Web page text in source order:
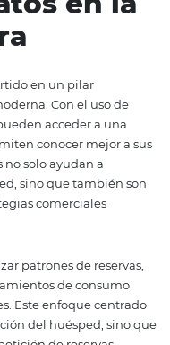
deOmnibeespermite a
en tiempo
durante eventos
puede fluctuar
los hoteles
que no pierden
que proporciona
Estos datos
informadas sobre
asegurando que el